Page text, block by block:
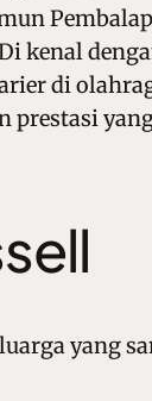
kenal
di
yang